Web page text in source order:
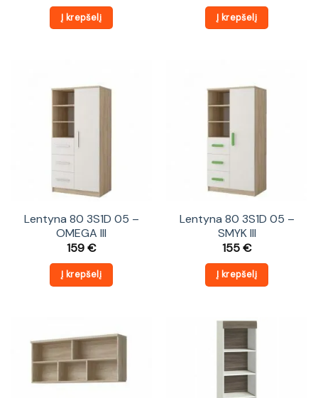
Į krepšelį Į krepšelį
Lentyna 80 3S1D 05 –
OMEGA III
159€
Į krepšelį
Lentyna 80 3S1D 05 –
SMYK III
155€
Į krepšelį